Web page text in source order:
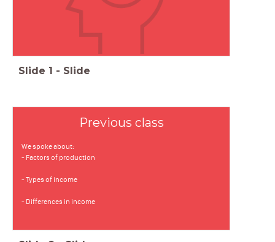
Slide 1 - Slide
Previous class
We spoke about:
- Factors of production
- Types of income
- Differences in income